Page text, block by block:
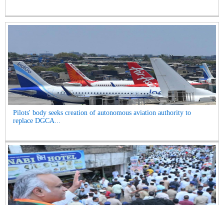
Pilots' body seeks creation of autonomous aviation authority to
replace DGCA...